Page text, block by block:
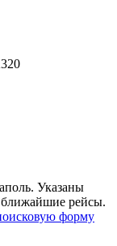
Указаны
рейсы.
форму